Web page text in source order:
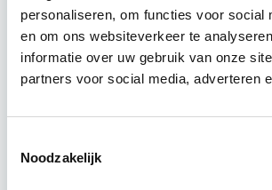
personaliseren, om functies voor social
en om ons websiteverkeer te
informatie over uw gebruik van onze
partners voor social media, adverteren
Noodzakelijk
Relevant bij dit artikel
Vastgoedstrategie,
we deze uitdaging en kijken we